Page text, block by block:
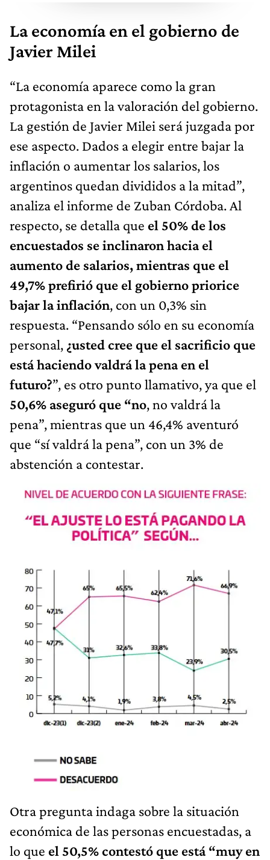
La economía en el gobierno de
Javier Milei
“La economía aparece como la gran
protagonista en la valoración del gobierno.
La gestión de Javier Milei será juzgada por
ese aspecto. Dados a elegir entre bajar la
inflación o aumentar los salarios, los
argentinos quedan divididos a la mitad”,
analiza el informe de Zuban Córdoba. Al
respecto, se detalla que el 50% de los
encuestados se inclinaron hacia el
aumento de salarios, mientras que el
49,7% prefirió que el gobierno priorice
bajar la inflación, con un 0,3% sin
respuesta. “Pensando sólo en su economía
personal, ¿usted cree que el sacrificio que
está haciendo valdrá la pena en el
futuro?”, es otro punto llamativo, ya que el
50,6% aseguró que “no, no valdrá la
pena”, mientras que un 46,4% aventuró
que “sí valdrá la pena”, con un 3% de
abstención a contestar.
Otra pregunta indaga sobre la situación
económica de las personas encuestadas, a
lo que el 50,5% contestó que está “muy en